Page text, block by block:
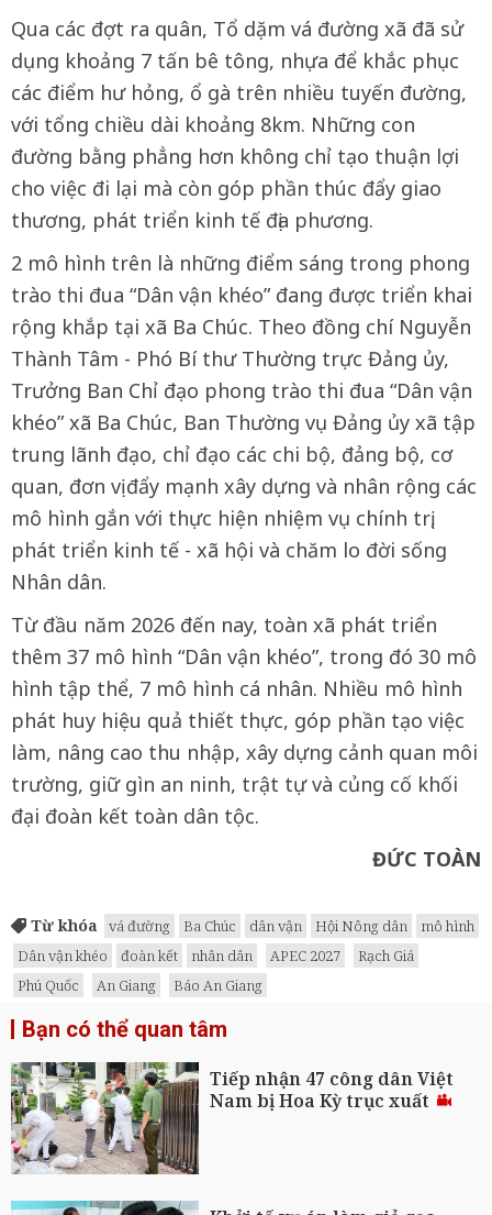
Qua các đợt ra quân, Tổ dặm vá đường xã đã sử
dụng khoảng 7 tấn bê tông, nhựa để khắc phục
các điểm hư hỏng, ổ gà trên nhiều tuyến đường,
với tổng chiều dài khoảng 8km. Những con
đường bằng phẳng hơn không chỉ tạo thuận lợi
cho việc đi lại mà còn góp phần thúc đẩy giao
thương, phát triển kinh tế địa phương.
2 mô hình trên là những điểm sáng trong phong
trào thi đua “Dân vận khéo” đang được triển khai
rộng khắp tại xã Ba Chúc. Theo đồng chí Nguyễn
Thành Tâm - Phó Bí thư Thường trực Đảng ủy,
Trưởng Ban Chỉ đạo phong trào thi đua “Dân vận
khéo” xã Ba Chúc, Ban Thường vụ Đảng ủy xã tập
trung lãnh đạo, chỉ đạo các chi bộ, đảng bộ, cơ
quan, đơn vị đẩy mạnh xây dựng và nhân rộng các
mô hình gắn với thực hiện nhiệm vụ chính trị,
phát triển kinh tế - xã hội và chăm lo đời sống
Nhân dân.
Từ đầu năm 2026 đến nay, toàn xã phát triển
thêm 37 mô hình “Dân vận khéo”, trong đó 30 mô
hình tập thể, 7 mô hình cá nhân. Nhiều mô hình
phát huy hiệu quả thiết thực, góp phần tạo việc
làm, nâng cao thu nhập, xây dựng cảnh quan môi
trường, giữ gìn an ninh, trật tự và củng cố khối
đại đoàn kết toàn dân tộc.
ĐỨC TOÀN
Từ khóa vá đường Ba Chúc dân vận Hội Nông dân
mô hình
Dân vận khéo
đoàn kết nhân dân APEC 2027
Rạch Giá
Phú Quốc
An Giang Báo An Giang
Bạn có thể quan tâm
Tiếp nhận 47 công dân Việt
Nam bị Hoa Kỳ trục xuất